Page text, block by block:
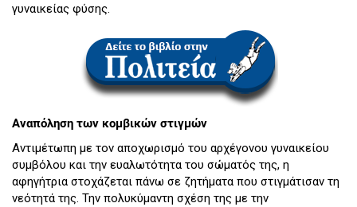
γυναικείας φύσης.
Αναπόληση των κομβικών στιγμών
Αντιμέτωπη με τον αποχωρισμό του αρχέγονου γυναικείου
συμβόλου και την ευαλωτότητα του σώματός της, η
αφηγήτρια στοχάζεται πάνω σε ζητήματα που στιγμάτισαν τη
νεότητά της. Την πολυκύμαντη σχέση της με την